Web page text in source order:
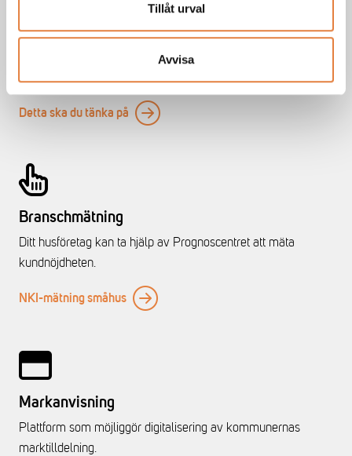
Tillåt urval
Avvisa
Bygga trähus
När man bygger trähus behöver man tänka på många olika
saker.
Detta ska du tänka på
Branschmätning
Ditt husföretag kan ta hjälp av Prognoscentret att mäta
kundnöjdheten.
NKI-mätning småhus
Markanvisning
Plattform som möjliggör digitalisering av kommunernas
marktilldelning.